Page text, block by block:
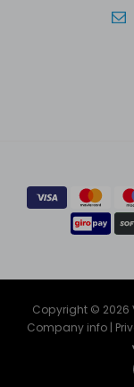
Copyright © 2026
Company info |